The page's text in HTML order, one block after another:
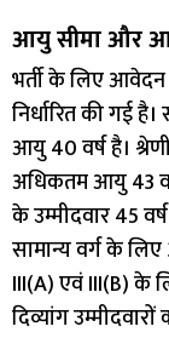
आयु सीमा और
भर्ती के लिए
निर्धारित की गई
आयु 40 वर्ष है।
अधिकतम आयु 43
के उम्मीदवार 45
सामान्य वर्ग के
III(A) एवं III(B) के
दिव्यांग